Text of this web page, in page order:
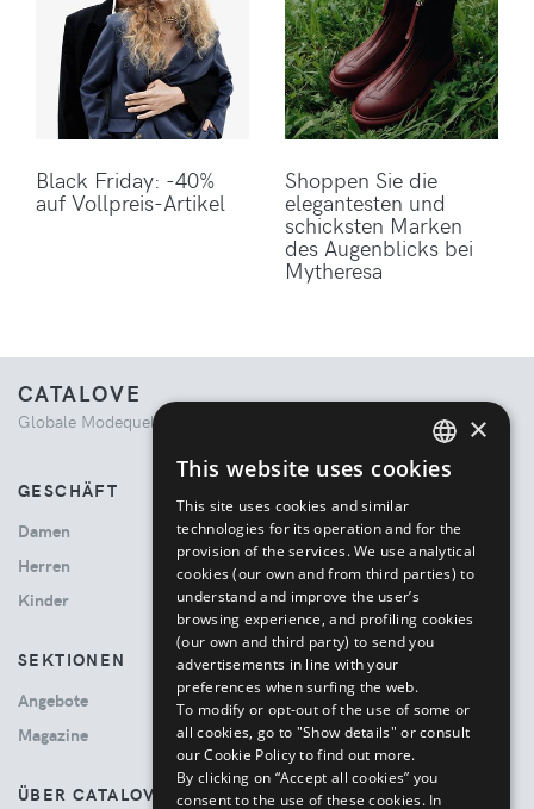
Black Friday: -40%
auf Vollpreis-Artikel
Shoppen Sie die
elegantesten und
schicksten Marken
des Augenblicks bei
Mytheresa
CATALOVE
Globale Modequelle. Kuratiertes Einkaufserlebnis.
GESCHÄFT
Damen
Herren
Kinder
SEKTIONEN
Angebote
Magazine
ÜBER CATALOVE
ENGLISH
×
This website uses cookies
This site uses cookies and similar
technologies for its operation and for the
provision of the services. We use analytical
cookies (our own and from third parties) to
understand and improve the user’s
browsing experience, and profiling cookies
(our own and third party) to send you
advertisements in line with your
preferences when surfing the web.
To modify or opt-out of the use of some or
all cookies, go to "Show details" or consult
our Cookie Policy to find out more.
By clicking on “Accept all cookies” you
consent to the use of these cookies. In